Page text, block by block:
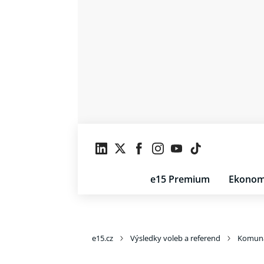
e15 Premium
e15.cz Výsledky voleb a referend